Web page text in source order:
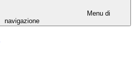
Menu di
navigazione